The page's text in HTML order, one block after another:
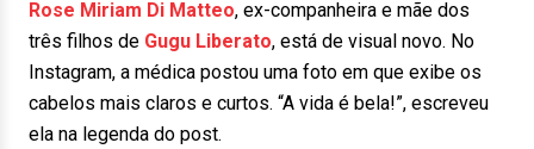
Rose Miriam Di Matteo, ex-companheira e mãe dos
três filhos de Gugu Liberato, está de visual novo. No
Instagram, a médica postou uma foto em que exibe os
cabelos mais claros e curtos. “A vida é bela!”, escreveu
ela na legenda do post.